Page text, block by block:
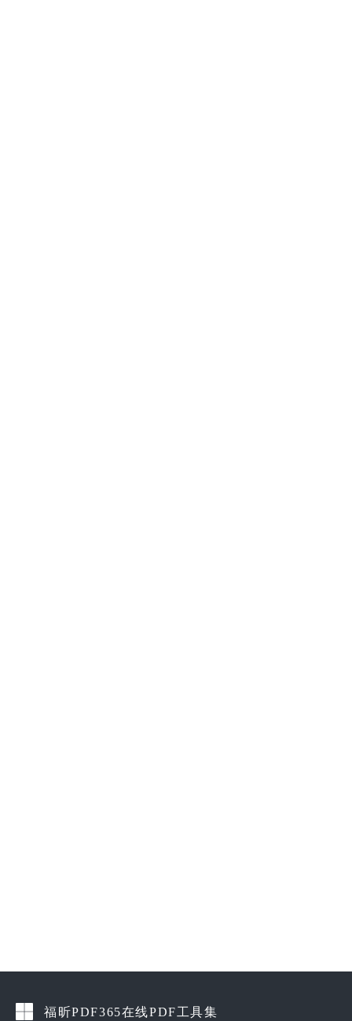
福昕PDF365在线PDF工具集